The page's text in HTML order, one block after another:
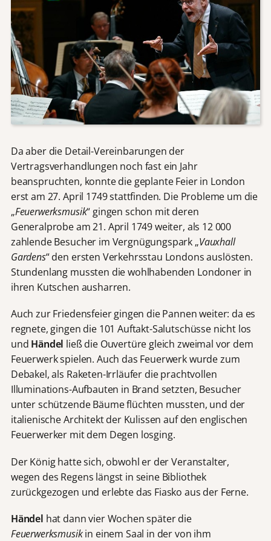
Da aber die Detail-Vereinbarungen der
Vertragsverhandlungen noch fast ein Jahr
beanspruchten, konnte die geplante Feier in London
erst am 27. April 1749 stattfinden. Die Probleme um die
„Feuerwerksmusik“ gingen schon mit deren
Generalprobe am 21. April 1749 weiter, als 12 000
zahlende Besucher im Vergnügungspark „Vauxhall
Gardens“ den ersten Verkehrsstau Londons auslösten.
Stundenlang mussten die wohlhabenden Londoner in
ihren Kutschen ausharren.
Auch zur Friedensfeier gingen die Pannen weiter: da es
regnete, gingen die 101 Auftakt-Salutschüsse nicht los
und Händel ließ die Ouvertüre gleich zweimal vor dem
Feuerwerk spielen. Auch das Feuerwerk wurde zum
Debakel, als Raketen-Irrläufer die prachtvollen
Illuminations-Aufbauten in Brand setzten, Besucher
unter schützende Bäume flüchten mussten, und der
italienische Architekt der Kulissen auf den englischen
Feuerwerker mit dem Degen losging.
Der König hatte sich, obwohl er der Veranstalter,
wegen des Regens längst in seine Bibliothek
zurückgezogen und erlebte das Fiasko aus der Ferne.
Händel hat dann vier Wochen später die
Feuerwerksmusikin einem Saal in der von ihm